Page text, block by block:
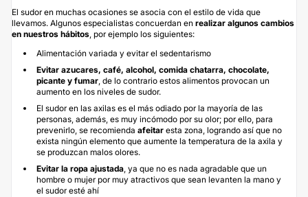
El sudor en muchas ocasiones se asocia con el estilo de vida que
llevamos. Algunos especialistas concuerdan en realizar algunos cambios
en nuestros hábitos, por ejemplo los siguientes:
Alimentación variada y evitar el sedentarismo
Evitar azucares, café, alcohol, comida chatarra, chocolate,
picante y fumar, de lo contrario estos alimentos provocan un
aumento en los niveles de sudor.
El sudor en las axilas es el más odiado por la mayoría de las
personas, además, es muy incómodo por su olor; por ello, para
prevenirlo, se recomienda afeitar esta zona, logrando así que no
exista ningún elemento que aumente la temperatura de la axila y
se produzcan malos olores.
Evitar la ropa ajustada, ya que no es nada agradable que un
hombre o mujer por muy atractivos que sean levanten la mano y
el sudor esté ahí